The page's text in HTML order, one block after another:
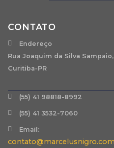
CONTATO
Endereço
Rua Joaquim da Silva
Curitiba-PR
(55) 41 98818-8992
(55) 41 3532-7060
Email: